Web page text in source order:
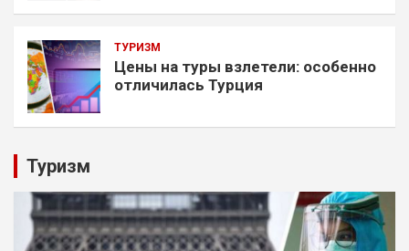
ТУРИЗМ
Цены на туры взлетели: особенно
отличилась Турция
Туризм